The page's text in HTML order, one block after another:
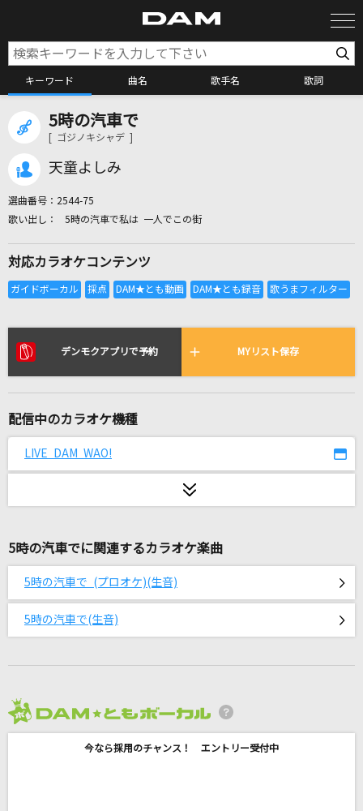
キーワード 曲名 歌手名 歌詞
全国りれき
米倉千尋
優里
[生音]あふれる涙が伝うとき
津吹みゆ
KING
Kanaria
Mr.Children
5時の汽車で
[ ゴジノキシャデ ]
天童よしみ
選曲番号： 2544-75
5時の汽車で私は 一人でこの街
対応カラオケコンテンツ
デンモクアプリで予約 MYリスト保存
配信中のカラオケ機種
LIVE DAM WAO!
5時の汽車でに関連するカラオケ楽曲
5時の汽車で (プロオケ)(生音)
5時の汽車で(生音)
今なら採用のチャンス！ エントリー受付中